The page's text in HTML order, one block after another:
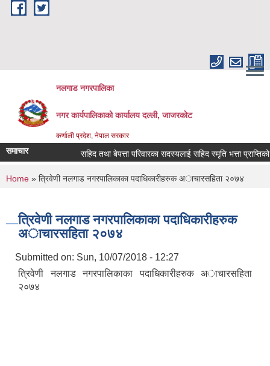
Skip to main content
नलगाड नगरपालिका
नगर कार्यपालिकाको कार्यालय दल्ली, जाजरकाेट
कर्णाली प्रदेश, नेपाल सरकार
समाचार सहिद तथा बेपत्ता परिवारका सदस्यलाई सहिद स्मृति भत्ता प्राप्तिको
You are here
Home » त्रिवेणी नलगाड नगरपालिकाका पदाधिकारीहरुक अाचारस‌हिता २०७४
त्रिवेणी नलगाड नगरपालिकाका पदाधिकारीहरुक
अाचारस‌हिता २०७४
Submitted on: Sun, 10/07/2018 - 12:27
त्रिवेणी नलगाड नगरपालिकाका पदाधिकारीहरुक अाचारस‌हिता
२०७४